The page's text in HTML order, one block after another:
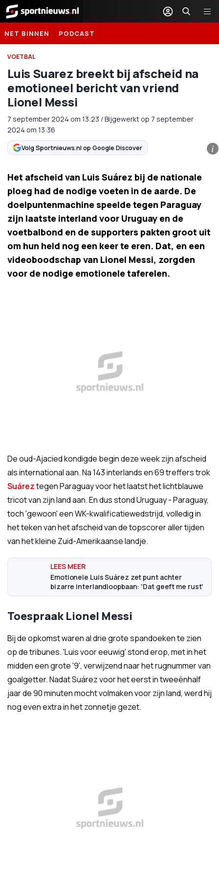
Sportnieuws.nl
NET BINNEN PODCAST
VOETBAL
Luis Suarez breekt bij afscheid na
emotioneel bericht van vriend
Lionel Messi
7 september 2024 om 13:23 /Bijgewerkt op 7 september
2024 om 13:36
Volg Sportnieuws.nl op Google Discover i
Het afscheid van Luis Suárez bij de nationale
ploeg had de nodige voeten in de aarde. De
doelpuntenmachine speelde tegen Paraguay
zijn laatste interland voor Uruguay en de
voetbalbond en de supporters pakten groot uit
om hun held nog een keer te eren. Dat, en een
videoboodschap van Lionel Messi, zorgden
voor de nodige emotionele taferelen.
De oud-Ajacied kondigde begin deze week zijn afscheid
als international aan. Na 143 interlands en 69 treffers trok
Suáreztegen Paraguay voor het laatst het lichtblauwe
tricot van zijn land aan. En dus stond Uruguay - Paraguay,
toch 'gewoon' een WK-kwalificatiewedstrijd, volledig in
het teken van het afscheid van de topscorer aller tijden
van het kleine Zuid-Amerikaanse landje.
Emotionele Luis Suárez zet punt achter
bizarre interlandloopbaan: 'Dat geeft me rust'
Toespraak Lionel Messi
Bij de opkomst waren al drie grote spandoeken te zien
op de tribunes. 'Luis voor eeuwig' stond erop, met in het
midden een grote '9', verwijzend naar het rugnummer van
goalgetter. Nadat Suárez voor het eerst in tweeënhalf
jaar de 90 minuten mocht volmaken voor zijn land, werd hij
nog even extra in het zonnetje gezet.